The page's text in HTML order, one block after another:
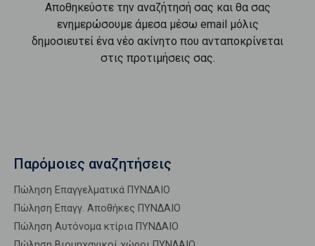
Αποθηκεύστε την αναζήτησή σας και θα σας
ενημερώσουμε άμεσα μέσω email μόλις
δημοσιευτεί ένα νέο ακίνητο που ανταποκρίνεται
στις προτιμήσεις σας.
Παρόμοιες αναζητήσεις
Πώληση Επαγγελματικά ΠΥΝΔΑΙΟ
Πώληση Επαγγ. Αποθήκες ΠΥΝΔΑΙΟ
Πώληση Αυτόνομα κτίρια ΠΥΝΔΑΙΟ